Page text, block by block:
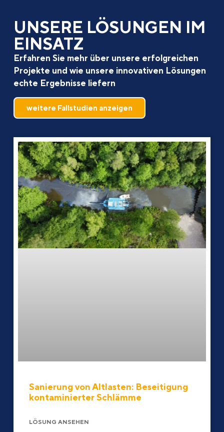
UNSERE LÖSUNGEN IM
EINSATZ
Erfahren Sie mehr über unsere erfolgreichen
Projekte und wie unsere innovativen Lösungen
echte Ergebnisse liefern
weitere Fallstudien anzeigen
Sanierung von Altlasten: Beseitigung
kontaminierter Schlämme
LÖSUNG ANSEHEN